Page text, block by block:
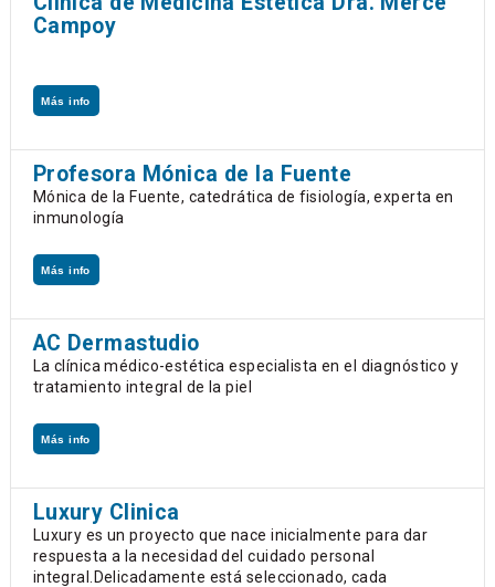
Campoy
Más info
Profesora Mónica de la Fuente
Mónica de la Fuente, catedrática de fisiología, experta en
inmunología
Más info
AC Dermastudio
La clínica médico-estética especialista en el diagnóstico y
tratamiento integral de la piel
Más info
Luxury Clinica
Luxury es un proyecto que nace inicialmente para dar
respuesta a la necesidad del cuidado personal
integral.Delicadamente está seleccionado, cada